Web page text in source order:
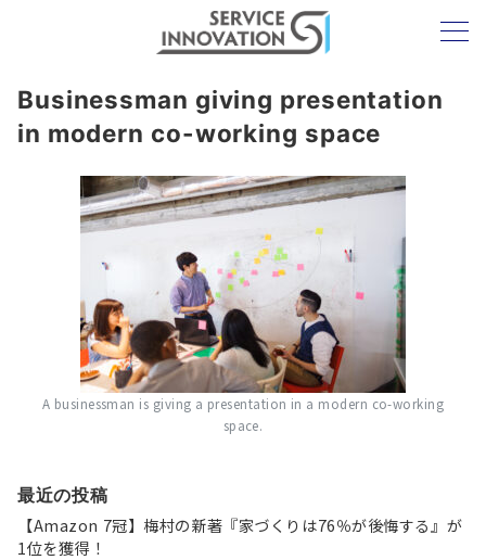
Businessman giving presentation
in modern co-working space
A businessman is giving a presentation in a modern co-working
space.
最近の投稿
【Amazon 7冠】梅村の新著『家づくりは76％が後悔する』が
1位を獲得！